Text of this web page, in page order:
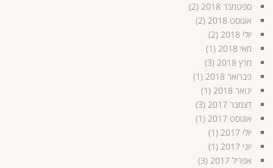
ספטמבר 2018
(2)
אוגוסט 2018
(2)
יולי 2018
(2)
מאי 2018
(1)
מרץ 2018
(3)
פברואר 2018
(1)
ינואר 2018
(1)
דצמבר 2017
(3)
אוגוסט 2017
(1)
יולי 2017
(1)
יוני 2017
(1)
אפריל 2017
(3)